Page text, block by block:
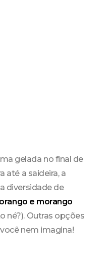
gelada no final de
até a saideira, a
diversidade de
e morango
né?). Outras opções
nem imagina!